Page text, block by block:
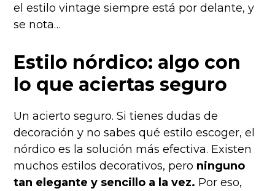
el estilo vintage siempre está por delante, y
se nota…
Estilo nórdico: algo con
lo que aciertas seguro
Un acierto seguro. Si tienes dudas de
decoración y no sabes qué estilo escoger, el
nórdico es la solución más efectiva. Existen
muchos estilos decorativos, pero ninguno
tan elegante y sencillo a la vez. Por eso,